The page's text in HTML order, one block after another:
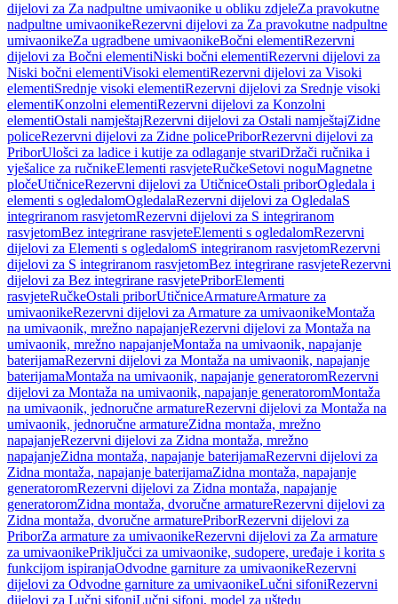
dijelovi za Za nadpultne umivaonike u obliku zdjeleZa pravokutne
nadpultne umivaonikeRezervni dijelovi za Za pravokutne nadpultne
umivaonikeZa ugradbene umivaonikeBočni elementiRezervni
dijelovi za Bočni elementiNiski bočni elementiRezervni dijelovi za
Niski bočni elementiVisoki elementiRezervni dijelovi za Visoki
elementiSrednje visoki elementiRezervni dijelovi za Srednje visoki
elementiKonzolni elementiRezervni dijelovi za Konzolni
elementiOstali namještajRezervni dijelovi za Ostali namještajZidne
policeRezervni dijelovi za Zidne policePriborRezervni dijelovi za
PriborUlošci za ladice i kutije za odlaganje stvariDržači ručnika i
vješalice za ručnikeElementi rasvjeteRučkeSetovi noguMagnetne
pločeUtičniceRezervni dijelovi za UtičniceOstali priborOgledala i
elementi s ogledalomOgledalaRezervni dijelovi za OgledalaS
integriranom rasvjetomRezervni dijelovi za S integriranom
rasvjetomBez integrirane rasvjeteElementi s ogledalomRezervni
dijelovi za Elementi s ogledalomS integriranom rasvjetomRezervni
dijelovi za S integriranom rasvjetomBez integrirane rasvjeteRezervni
dijelovi za Bez integrirane rasvjetePriborElementi
rasvjeteRučkeOstali priborUtičniceArmatureArmature za
umivaonikeRezervni dijelovi za Armature za umivaonikeMontaža
na umivaonik, mrežno napajanjeRezervni dijelovi za Montaža na
umivaonik, mrežno napajanjeMontaža na umivaonik, napajanje
baterijamaRezervni dijelovi za Montaža na umivaonik, napajanje
baterijamaMontaža na umivaonik, napajanje generatoromRezervni
dijelovi za Montaža na umivaonik, napajanje generatoromMontaža
na umivaonik, jednoručne armatureRezervni dijelovi za Montaža na
umivaonik, jednoručne armatureZidna montaža, mrežno
napajanjeRezervni dijelovi za Zidna montaža, mrežno
napajanjeZidna montaža, napajanje baterijamaRezervni dijelovi za
Zidna montaža, napajanje baterijamaZidna montaža, napajanje
generatoromRezervni dijelovi za Zidna montaža, napajanje
generatoromZidna montaža, dvoručne armatureRezervni dijelovi za
Zidna montaža, dvoručne armaturePriborRezervni dijelovi za
PriborZa armature za umivaonikeRezervni dijelovi za Za armature
za umivaonikePriključci za umivaonike, sudopere, uređaje i korita s
funkcijom ispiranjaOdvodne garniture za umivaonikeRezervni
dijelovi za Odvodne garniture za umivaonikeLučni sifoniRezervni
dijelovi za Lučni sifoniLučni sifoni, model za uštedu